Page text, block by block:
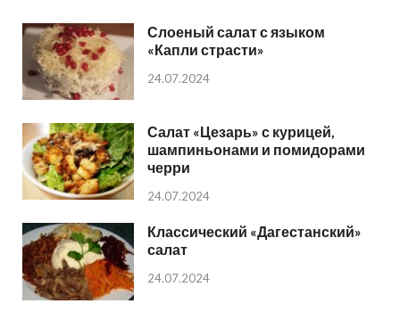
Слоеный салат с языком
«Капли страсти»
24.07.2024
Салат «Цезарь» с курицей,
шампиньонами и помидорами
черри
24.07.2024
Классический «Дагестанский»
салат
24.07.2024